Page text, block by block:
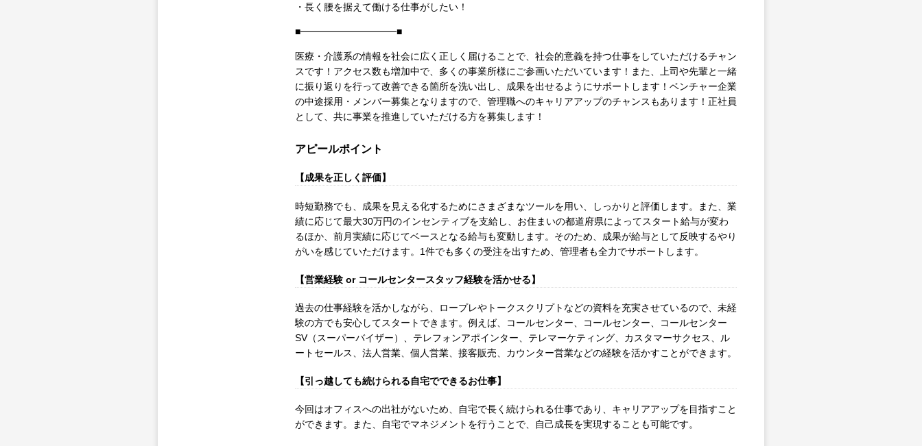
・長く腰を据えて働ける仕事がしたい！
■━━━━━━━━━━■
医療・介護系の情報を社会に広く正しく届けることで、社会的意義を持つ仕事をしていただけるチャン
スです！アクセス数も増加中で、多くの事業所様にご参画いただいています！また、上司や先輩と一緒
に振り返りを行って改善できる箇所を洗い出し、成果を出せるようにサポートします！ベンチャー企業
の中途採用・メンバー募集となりますので、管理職へのキャリアアップのチャンスもあります！正社員
として、共に事業を推進していただける方を募集します！
アピールポイント
【成果を正しく評価】
時短勤務でも、成果を見える化するためにさまざまなツールを用い、しっかりと評価します。また、業
績に応じて最大30万円のインセンティブを支給し、お住まいの都道府県によってスタート給与が変わ
るほか、前月実績に応じてベースとなる給与も変動します。そのため、成果が給与として反映するやり
がいを感じていただけます。1件でも多くの受注を出すため、管理者も全力でサポートします。
【営業経験 or コールセンタースタッフ経験を活かせる】
過去の仕事経験を活かしながら、ロープレやトークスクリプトなどの資料を充実させているので、未経
験の方でも安心してスタートできます。例えば、コールセンター、コールセンター、コールセンター
SV（スーパーバイザー）、テレフォンアポインター、テレマーケティング、カスタマーサクセス、ル
ートセールス、法人営業、個人営業、接客販売、カウンター営業などの経験を活かすことができます。
【引っ越しても続けられる自宅でできるお仕事】
今回はオフィスへの出社がないため、自宅で長く続けられる仕事であり、キャリアアップを目指すこと
ができます。また、自宅でマネジメントを行うことで、自己成長を実現することも可能です。